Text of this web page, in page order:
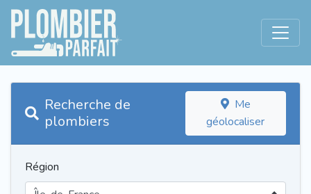
Recherche de
plombiers
Me
géolocaliser
Région